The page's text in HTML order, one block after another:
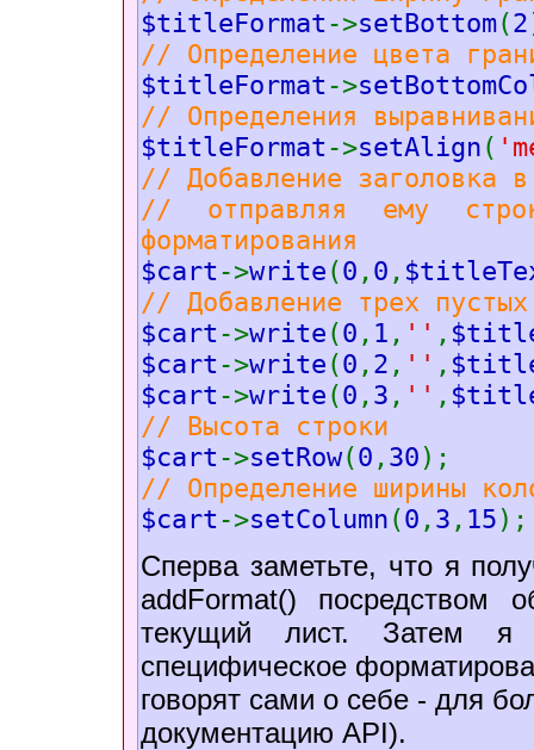
$titleFormat->setBottom(2
// Определение цвета
$titleFormat->
// Определения
$titleFormat->setAlign(
// Добавление заголовка
// отправляя ему
форматирования
$cart->write(0 ,0 ,
// Добавление треx
$cart->write(0 , 1 , '' ,
$cart->write(0 ,2 , '' ,
$cart->write(0 ,3 , '' ,
// Высота строки
$cart->setRow(0 ,30);
// Определение ширины
$cart->setColumn(0 ,3 , 15);
Сперва заметьте, что я
addFormat() посредством
текущий лист. Затем я
специфическое
говорят сами о себе - для
документацию API).